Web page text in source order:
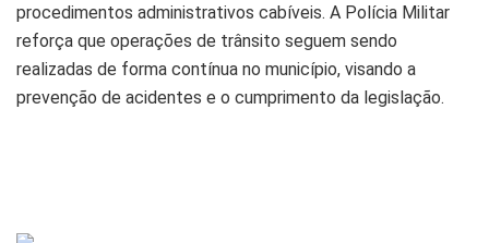
procedimentos administrativos cabíveis. A Polícia Militar
reforça que operações de trânsito seguem sendo
realizadas de forma contínua no município, visando a
prevenção de acidentes e o cumprimento da legislação.